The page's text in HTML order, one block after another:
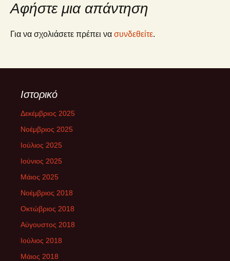
Αφήστε μια απάντηση
Για να σχολιάσετε πρέπει να συνδεθείτε.
Ιστορικό
Δεκέμβριος 2025
Νοέμβριος 2025
Ιούλιος 2025
Ιούνιος 2025
Μάιος 2025
Νοέμβριος 2018
Οκτώβριος 2018
Αύγουστος 2018
Ιούλιος 2018
Μάιος 2018